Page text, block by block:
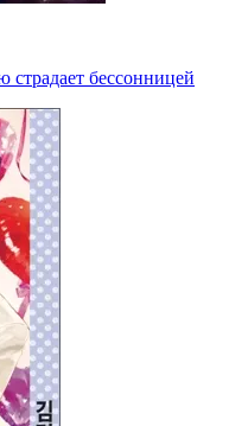
страдает бессонницей